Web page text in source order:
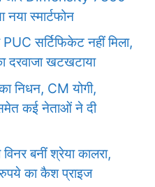
स्मार्टफोन
सर्टिफिकेट नहीं मिला,
दरवाजा खटखटाया
निधन, CM योगी,
कई नेताओं ने दी
बनीं श्रेया कालरा,
का कैश प्राइज